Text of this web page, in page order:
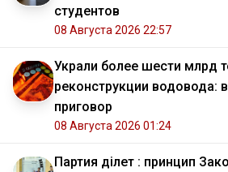
студентов
08 Августа 2026 22:57
Украли более шести млрд
реконструкции водовода:
приговор
08 Августа 2026 01:24
Партия Әділет : принцип